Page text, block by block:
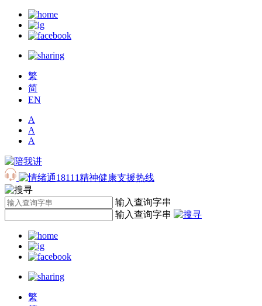
繁
简
EN
A
A
A
输入查询字串
输入查询字串
繁